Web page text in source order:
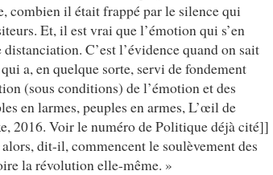
combien il était frappé par le silence qui
Et, il est vrai que l’émotion qui s’en
C’est l’évidence quand on sait
a, en quelque sorte, servi de fondement
(sous conditions) de l’émotion et des
en larmes, peuples en armes, L’œil de
2016. Voir le numéro de Politique déjà cité]]
dit-il, commencent le soulèvement des
la révolution elle-même. »